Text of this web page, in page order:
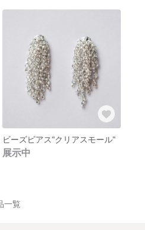
ビーズピアス"クリアスモール"
展示中
一覧